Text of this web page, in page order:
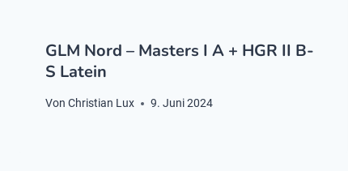
GLM Nord – Masters I A + HGR II B-
S Latein
Von Christian Lux 9. Juni 2024